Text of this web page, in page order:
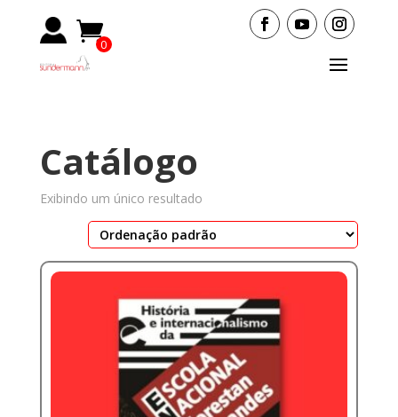
0
Catálogo
Exibindo um único resultado